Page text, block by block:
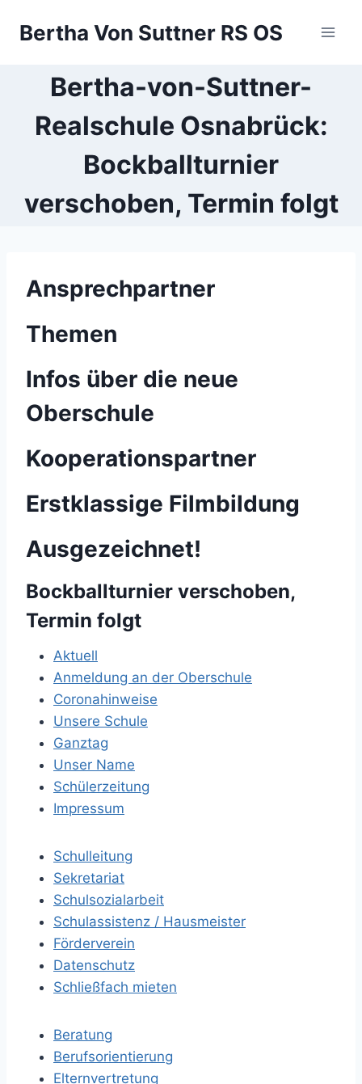
InhaltBertha Von Suttner RS OS
Bertha-von-Suttner-
Realschule Osnabrück:
Bockballturnier
verschoben, Termin folgt
Ansprechpartner
Themen
Infos über die neue
Oberschule
Kooperationspartner
Erstklassige Filmbildung
Ausgezeichnet!
Bockballturnier verschoben,
Termin folgt
Aktuell
Anmeldung an der Oberschule
Coronahinweise
Unsere Schule
Ganztag
Unser Name
Schülerzeitung
Impressum
Schulleitung
Sekretariat
Schulsozialarbeit
Schulassistenz / Hausmeister
Förderverein
Datenschutz
Schließfach mieten
Beratung
Berufsorientierung
Elternvertretung